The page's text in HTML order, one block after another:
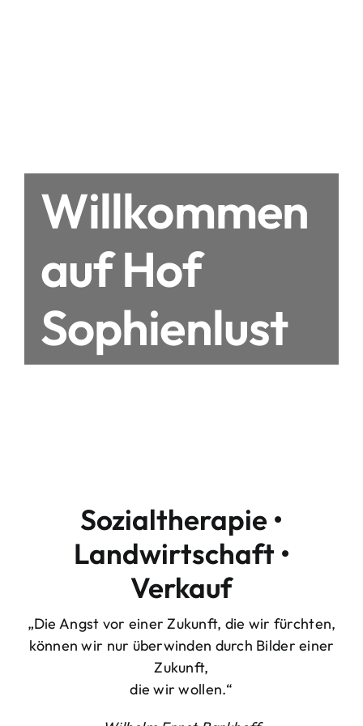
Willkommen
auf Hof
Sophienlust
Sozialtherapie •
Landwirtschaft •
Verkauf
„Die Angst vor einer Zukunft, die wir fürchten,
können wir nur überwinden durch Bilder einer
Zukunft,
die wir wollen.“